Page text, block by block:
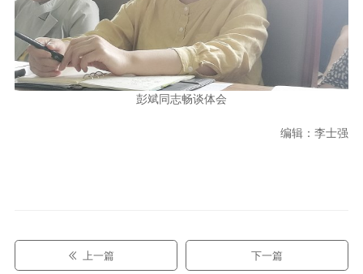
彭斌同志畅谈体会
编辑：李士强
上一篇 下一篇